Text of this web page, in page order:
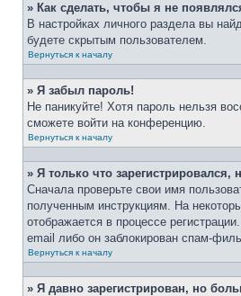
» Как сделать, чтобы я не
В настройках личного раздела вы
будете скрытым пользователем.
Вернуться к началу
» Я забыл пароль!
Не паникуйте! Хотя пароль нельзя
сможете войти на конференцию.
Вернуться к началу
» Я только что зарегистрировался,
Сначала проверьте свои имя
полученным инструкциям. На
отображается в процессе
email либо он заблокирован спам-
Вернуться к началу
» Я давно зарегистрирован, но